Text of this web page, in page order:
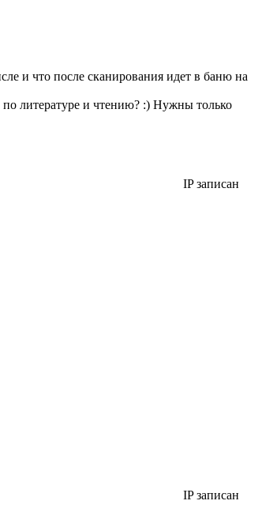
и что после сканирования идет в баню на
по литературе и чтению? :) Нужны только
IP записан
IP записан